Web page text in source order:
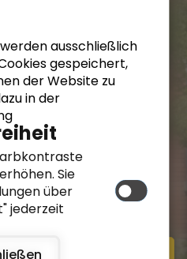
Uhr & 14:00 bis 16:00 Uhr
Uhr & 14:00 bis 18:00 Uhr
Uhr
ausschließlich
gespeichert,
der Website zu
in der
Sie
über
jederzeit